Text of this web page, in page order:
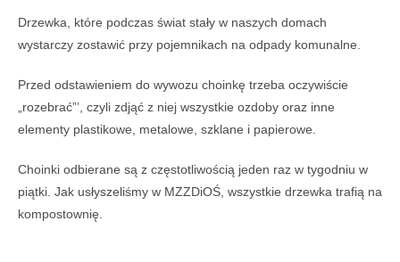
Drzewka, które podczas świat stały w naszych domach
wystarczy zostawić przy pojemnikach na odpady komunalne.
Przed odstawieniem do wywozu choinkę trzeba oczywiście
„rozebrać”’, czyli zdjąć z niej wszystkie ozdoby oraz inne
elementy plastikowe, metalowe, szklane i papierowe.
Choinki odbierane są z częstotliwością jeden raz w tygodniu w
piątki. Jak usłyszeliśmy w MZZDiOŚ, wszystkie drzewka trafią na
kompostownię.